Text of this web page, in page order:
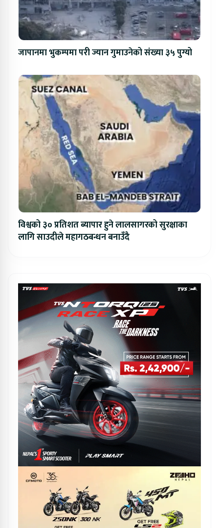
जापानमा भुकम्पमा परी ज्यान गुमाउनेको संख्या ३५ पुग्यो
विश्वको ३० प्रतिशत ब्यापार हुने लालसागरको सुरक्षाका
लागि साउदीले महागठबन्धन बनाउँदै